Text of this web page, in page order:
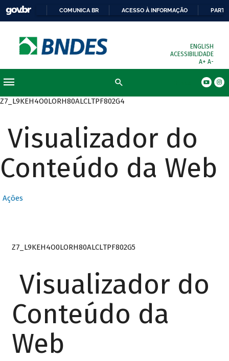
COMUNICA BR ACESSO À INFORMAÇÃO
ENGLISH
ACESSIBILIDADE
A+ A-
Z7_L9KEH4O0LORH80ALCLTPF802G4
Visualizador do
Conteúdo da Web
Ações
Z7_L9KEH4O0LORH80ALCLTPF802G5
Visualizador do
Conteúdo da
Web